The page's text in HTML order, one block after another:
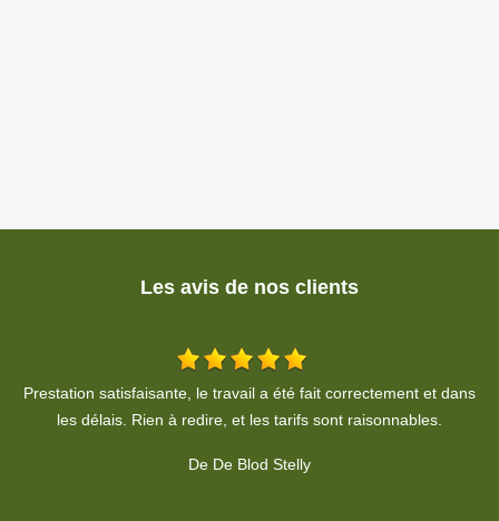
Les avis de nos clients
Travail soigné, propre et très rapide pour la taille de ma haie. Un
vrai professionnel que je recommande vivement pour son sérieux